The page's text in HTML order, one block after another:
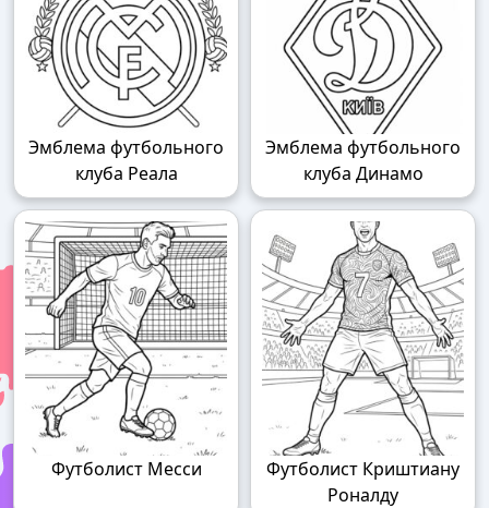
Эмблема футбольного
клуба Реала
Эмблема футбольного
клуба Динамо
Футболист Месси
Футболист Криштиану
Роналду